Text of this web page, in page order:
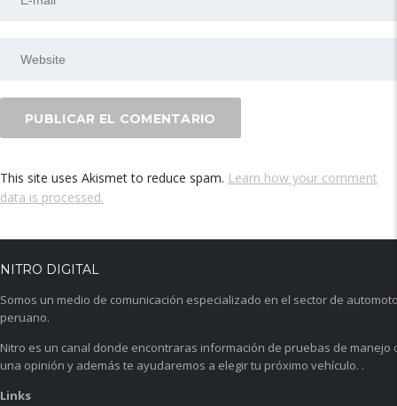
This site uses Akismet to reduce spam. Learn how your comment
data is processed.
NITRO DIGITAL
Somos un medio de comunicación especializado en el sector de
peruano.
Nitro es un canal donde encontraras información de pruebas de manejo
una opinión y además te ayudaremos a elegir tu próximo vehículo. .
Links